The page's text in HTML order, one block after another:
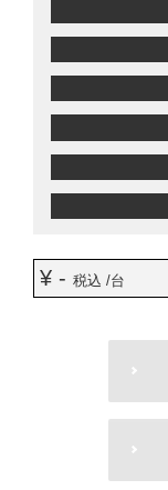
¥ - 税込 /台
OPTIONS